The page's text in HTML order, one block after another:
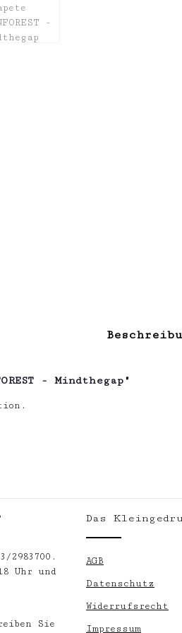
- Mindthegap"
Uhr und
Sie
Das
AGB
Datenschutz
Widerrufsrecht
Impressum